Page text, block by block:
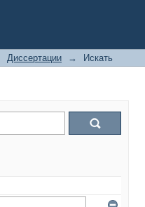
Диссертации → Искать